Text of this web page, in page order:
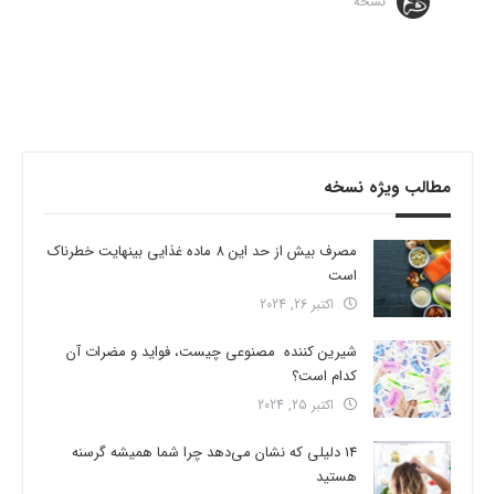
مطالب ویژه نسخه
مصرف بیش از حد این 8 ماده غذایی بینهایت خطرناک
است
اکتبر 26, 2024
شیرین کننده مصنوعی چیست، فواید و مضرات آن
کدام است؟
اکتبر 25, 2024
14 دلیلی که نشان می‌دهد چرا شما همیشه گرسنه
هستید